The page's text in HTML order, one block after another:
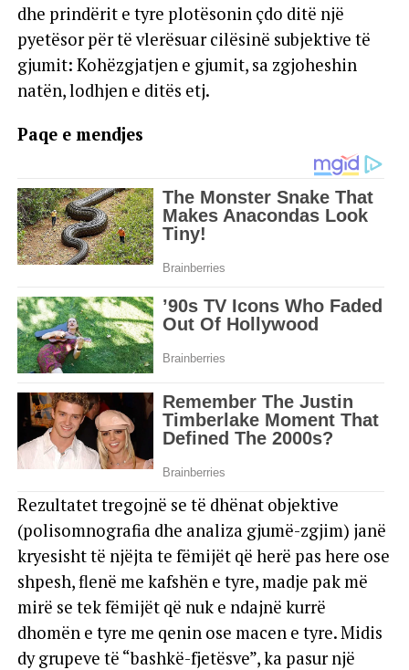
dhe prindërit e tyre plotësonin çdo ditë një
pyetësor për të vlerësuar cilësinë subjektive të
gjumit: Kohëzgjatjen e gjumit, sa zgjoheshin
natën, lodhjen e ditës etj.
Paqe e mendjes
Rezultatet tregojnë se të dhënat objektive
(polisomnografia dhe analiza gjumë-zgjim) janë
kryesisht të njëjta te fëmijët që herë pas here ose
shpesh, flenë me kafshën e tyre, madje pak më
mirë se tek fëmijët që nuk e ndajnë kurrë
dhomën e tyre me qenin ose macen e tyre. Midis
dy grupeve të “bashkë-fjetësve”, ka pasur një